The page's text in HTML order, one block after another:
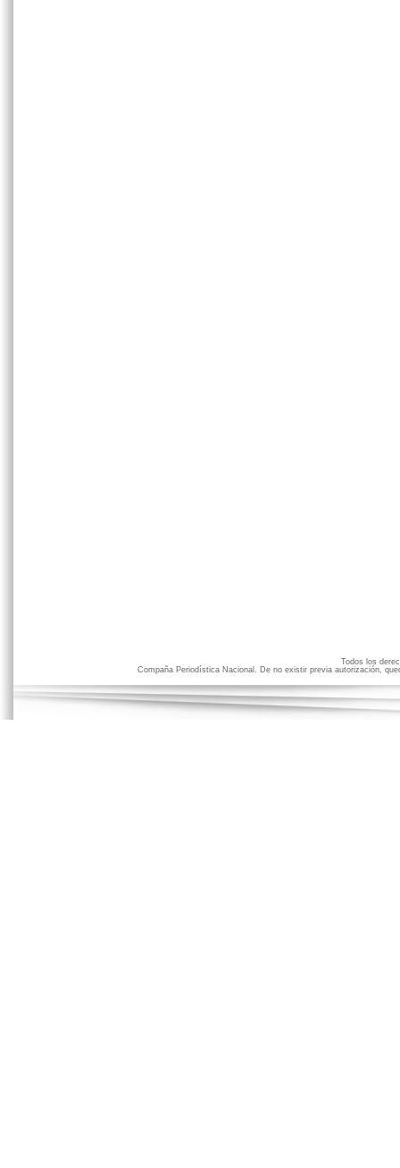
Todos los
Compaña Periodística Nacional. De no existir previa autorización,